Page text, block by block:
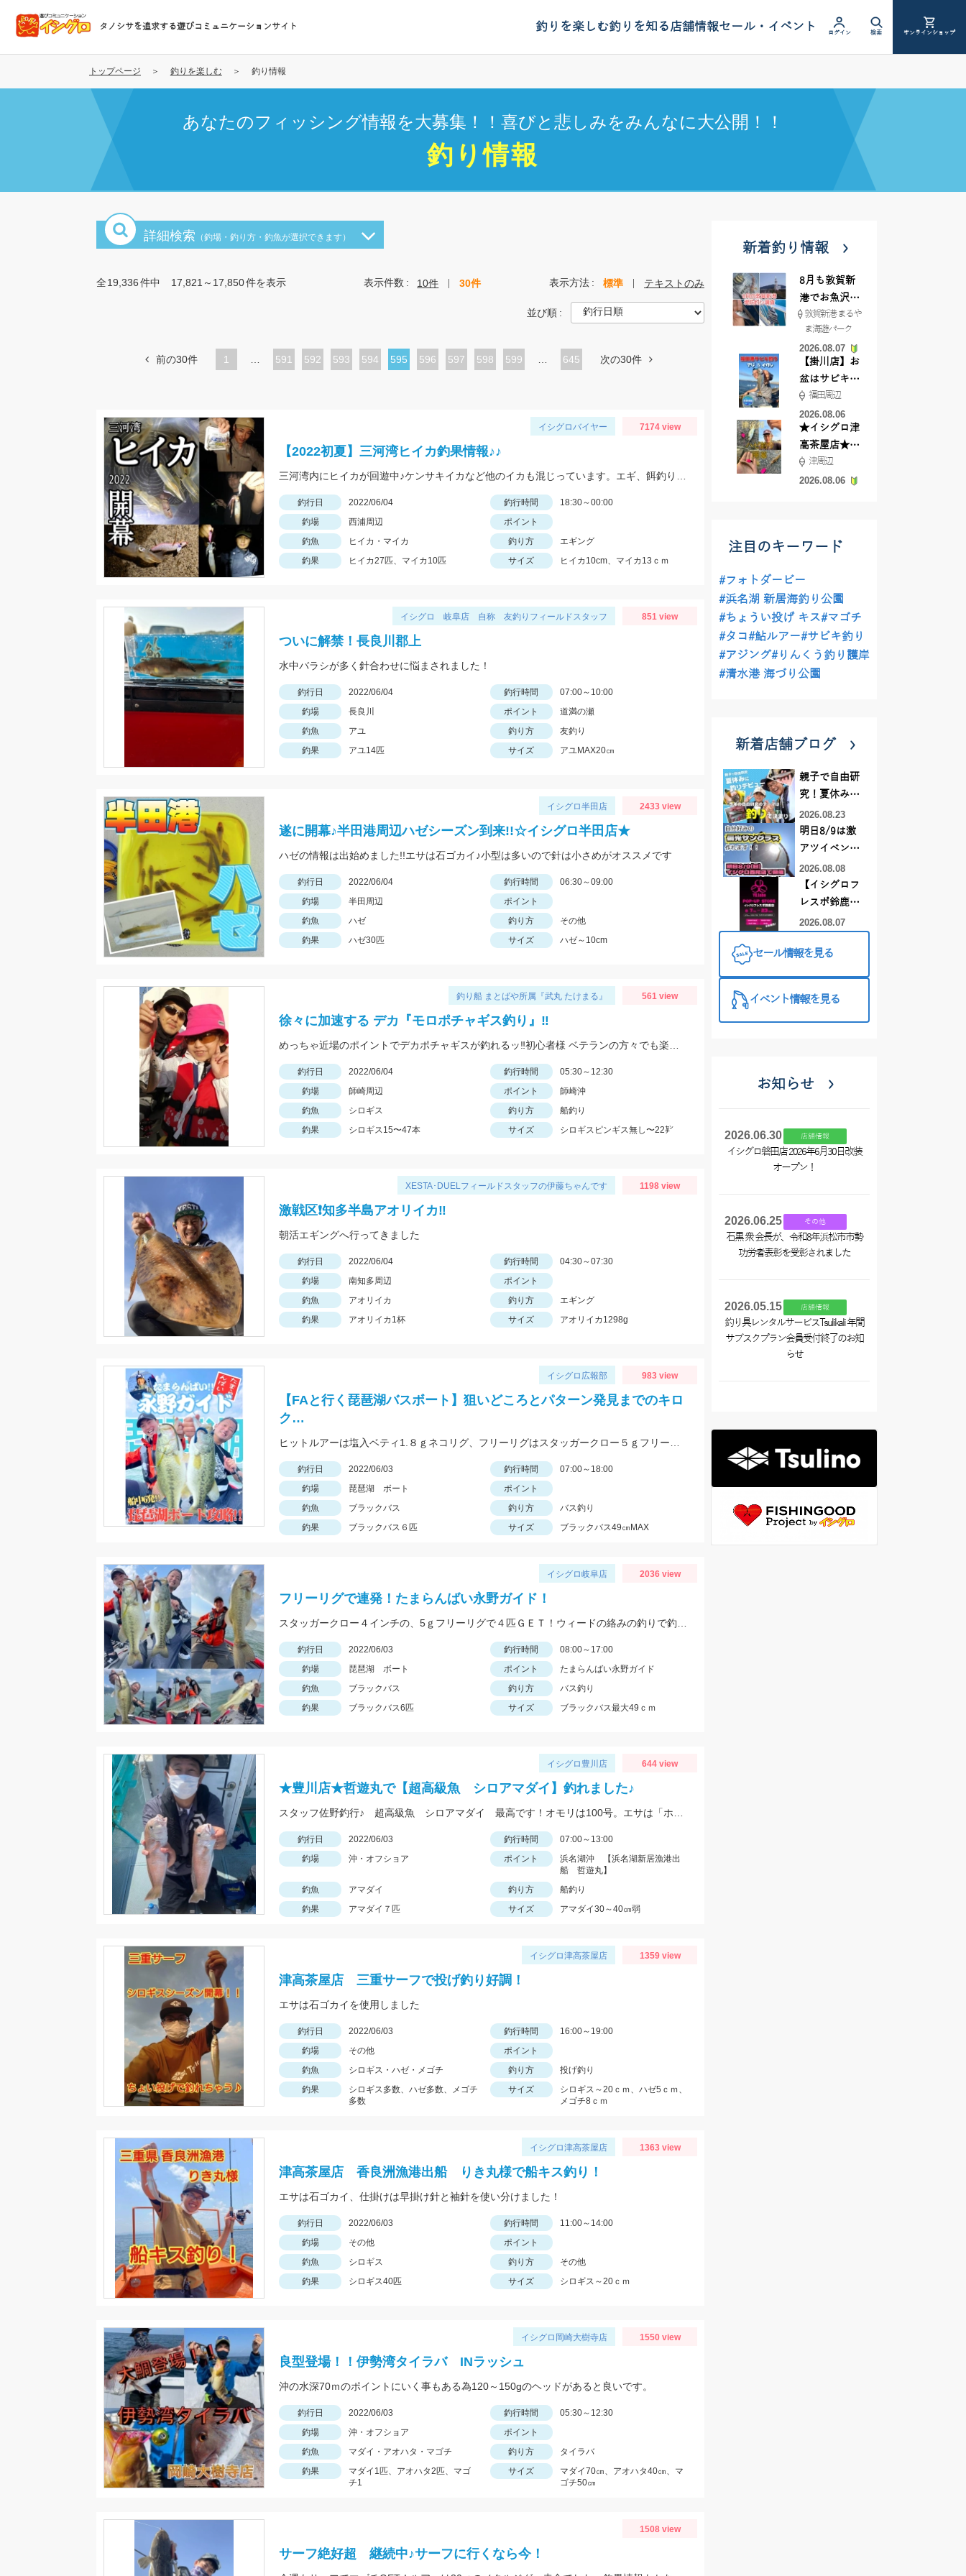
コ
テ
タノシサを追求する遊びコミュニケーションサイト 釣りを楽しむ釣りを知る店舗情報セール・イベント ログイン 検索 オンラインショップ
トップページ 釣りを楽しむ 釣り情報
あなたのフィッシング情報を大募集！！喜びと悲しみをみんなに大公開！！
釣り情報
詳細検索 （釣場・釣り方・釣魚が選択できます）
全19,336件中 17,821～17,850件を表示 表示件数 10件 30件 表示方法 標準 テキストのみ
並び順
前の30件 1
ペ
591
ペ
592
ペ
593
ペ
594
カ
ペ
595
ペ
596
ペ
597
ペ
598
ペ
599 645 次の30件
イシグロバイヤー 7174 view
【2022初夏】三河湾ヒイカ釣果情報♪♪
釣行日 2022/06/04 釣行時間
18:30～00:00
釣場
西浦周辺
ポイント
釣魚
ヒイカ・マイカ 釣り方
エギング
釣果
ヒイカ27匹、マイカ10匹 サイズ ヒイカ10cm、マイカ13ｃｍ
イシグロ 岐阜店 自称 友釣りフィールドスタッフ 851 view
ついに解禁！長良川郡上
水中バラシが多く針合わせに悩まされました！
釣行日 2022/06/04 釣行時間
07:00～10:00
釣場
長良川 ポイント
道満の瀬
釣魚
アユ 釣り方
友釣り
釣果
アユ14匹 サイズ アユMAX20㎝
イシグロ半田店 2433 view
遂に開幕♪半田港周辺ハゼシーズン到来!!☆イシグロ半田店★
ハゼの情報は出始めました!!エサは石ゴカイ♪小型は多いので針は小さめがオススメです
釣行日 2022/06/04 釣行時間
06:30～09:00
釣場
半田周辺
ポイント
釣魚
ハゼ 釣り方
その他
釣果
ハゼ30匹 サイズ ハゼ～10cm
釣り船 まとばや所属『武丸 たけまる』 561 view
徐々に加速する デカ『モロポチャギス釣り』‼︎
釣行日 2022/06/04 釣行時間
05:30～12:30
釣場
師崎周辺 ポイント
師崎沖
釣魚
シロギス 釣り方
船釣り
釣果
シロギス15〜47本 サイズ シロギスピンギス無し〜22㌢
XESTA･DUELフィールドスタッフの伊藤ちゃんです 1198 view
激戦区❗知多半島アオリイカ‼️
朝活エギングへ行ってきました
釣行日 2022/06/04 釣行時間
04:30～07:30
釣場
南知多周辺
ポイント
釣魚
アオリイカ 釣り方
エギング
釣果
アオリイカ1杯 サイズ アオリイカ1298g
イシグロ広報部 983 view
【FAと行く琵琶湖バスボート】狙いどころとパターン発見までのキロ
ク…
釣行日 2022/06/03 釣行時間
07:00～18:00
釣場
琵琶湖 ボート
ポイント
釣魚
ブラックバス 釣り方
バス釣り
釣果
ブラックバス６匹 サイズ ブラックバス49㎝MAX
イシグロ岐阜店 2036 view
フリーリグで連発！たまらんばい永野ガイド！
釣行日 2022/06/03 釣行時間
08:00～17:00
釣場
琵琶湖 ボート ポイント
たまらんばい永野ガイド
釣魚
ブラックバス 釣り方
バス釣り
釣果
ブラックバス6匹 サイズ ブラックバス最大49ｃｍ
イシグロ豊川店 644 view
★豊川店★哲遊丸で【超高級魚 シロアマダイ】釣れました♪
釣行日 2022/06/03 釣行時間
07:00～13:00
釣場
沖・オフショア ポイント
浜名湖沖 【浜名湖新居漁港出
船 哲遊丸】
釣魚
アマダイ 釣り方
船釣り
釣果
アマダイ７匹 サイズ アマダイ30～40㎝弱
イシグロ津高茶屋店 1359 view
津高茶屋店 三重サーフで投げ釣り好調！
エサは石ゴカイを使用しました
釣行日 2022/06/03 釣行時間
16:00～19:00
釣場
その他
ポイント
釣魚
シロギス・ハゼ・メゴチ 釣り方
投げ釣り
釣果
シロギス多数、ハゼ多数、メゴチ
多数
サイズ
シロギス～20ｃｍ、ハゼ5ｃｍ、
メゴチ8ｃｍ
イシグロ津高茶屋店 1363 view
津高茶屋店 香良洲漁港出船 りき丸様で船キス釣り！
エサは石ゴカイ、仕掛けは早掛け針と袖針を使い分けました！
釣行日 2022/06/03 釣行時間
11:00～14:00
釣場
その他
ポイント
釣魚
シロギス 釣り方
その他
釣果
シロギス40匹 サイズ シロギス～20ｃｍ
イシグロ岡崎大樹寺店 1550 view
良型登場！！伊勢湾タイラバ INラッシュ
沖の水深70ｍのポイントにいく事もある為120～150gのヘッドがあると良いです。
釣行日 2022/06/03 釣行時間
05:30～12:30
釣場
沖・オフショア
ポイント
釣魚
マダイ・アオハタ・マゴチ 釣り方
タイラバ
釣果
マダイ1匹、アオハタ2匹、マゴ
チ1
サイズ
マダイ70㎝、アオハタ40㎝、マ
ゴチ50㎝
1508 view
サーフ絶好超 継続中♪サーフに行くなら今！
新着釣り情報
8月も敦賀新
港でお魚沢山
♪ イシグロ彦
根店
敦賀新港 まるや
ま海遊パーク
2026.08.07
【掛川店】お
盆はサビキ釣
りいきません
か?
福田周辺
2026.08.06
★イシグロ津
高茶屋店★津
近郊ハゼ釣れ
てます！
津周辺
2026.08.06
注目のキーワード
#フォトダービー
#浜名湖 新居海釣り公園
#ちょうい投げ キス#マゴチ
#タコ#鮎ルアー#サビキ釣り
#アジング#りんくう釣り護岸
#清水港 海づり公園
新着店舗ブログ
親子で自由研
究！夏休みに
釣りデビュー
2026.08.23
明日8/9は激
アツイベント
日！！！～オ
ーダー偏光グ
ラス受注会～
2026.08.08
【イシグロフ
レスポ鈴鹿
店】2026年夏
UP STORE開
2026.08.07
セール情報を見る
イベント情報を見る
お知らせ
2026.06.30 店舗情報
イシグロ磐田店 2026年6月30日改装
オープン！
2026.06.25 その他
石黒 衆 会長が、令和8年浜松市市勢
功労者表彰を受彰されました
2026.05.15 店舗情報
釣り具レンタルサービスTsulikali 年間
サブスクプラン会員受付終了のお知
らせ